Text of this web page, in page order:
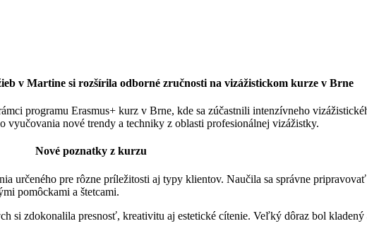
v Martine si rozšírila odborné zručnosti na vizážistickom kurze v Brne
programu Erasmus+ kurz v Brne, kde sa zúčastnili intenzívneho
nové trendy a techniky z oblasti profesionálnej vizážistky.
Nové poznatky z kurzu
určeného pre rôzne príležitosti aj typy klientov. Naučila sa správne
pomôckami a štetcami.
si zdokonalila presnosť, kreativitu aj estetické cítenie. Veľký dôraz bol